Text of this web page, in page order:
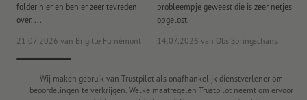
folder hier en ben er zeer tevreden
over. ...
21.07.2026 van Brigitte Furnèmont
probleempje geweest die is zeer netjes
opgelost.
14.07.2026 van Obs Springschans
Wij maken gebruik van Trustpilot als onafhankelijk dienstverlener om
beoordelingen te verkrijgen. Welke maatregelen Trustpilot neemt om ervoor